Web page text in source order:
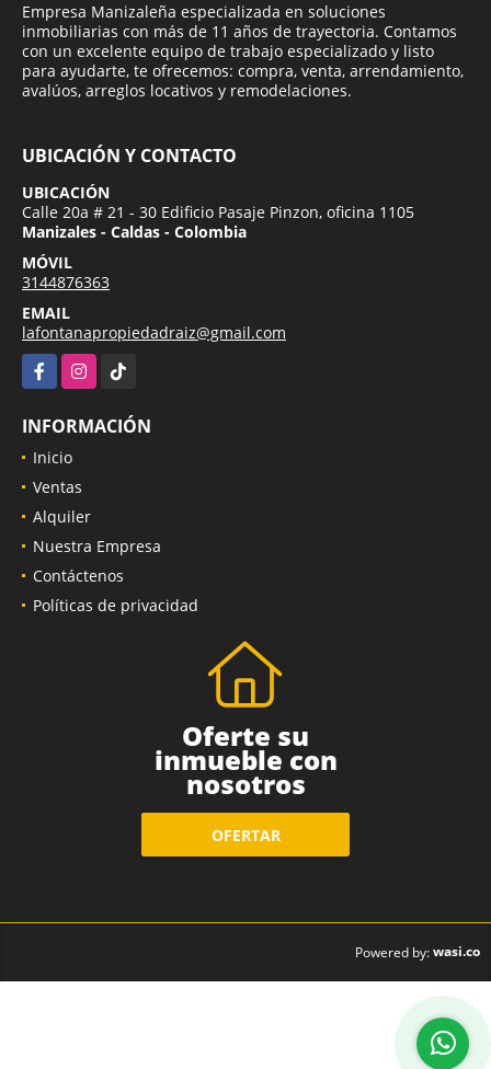
Empresa Manizaleña especializada en soluciones
inmobiliarias con más de 11 años de trayectoria. Contamos
con un excelente equipo de trabajo especializado y listo
para ayudarte, te ofrecemos: compra, venta, arrendamiento,
avalúos, arreglos locativos y remodelaciones.
UBICACIÓN Y CONTACTO
UBICACIÓN
Calle 20a # 21 - 30 Edificio Pasaje Pinzon, oficina 1105
Manizales - Caldas - Colombia
MÓVIL
3144876363
EMAIL
lafontanapropiedadraiz@gmail.com
FacebookInstagramTikTok
INFORMACIÓN
Inicio
Ventas
Alquiler
Nuestra Empresa
Contáctenos
Políticas de privacidad
Oferte su
inmueble con
nosotros
OFERTAR
Powered by:wasi.co